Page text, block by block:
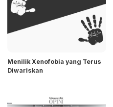
Menilik Xenofobia yang Terus
Diwariskan